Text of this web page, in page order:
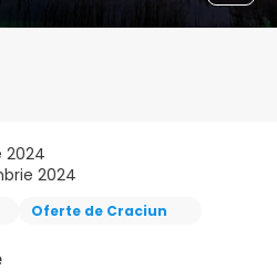
2024
2024
Oferte de Craciun